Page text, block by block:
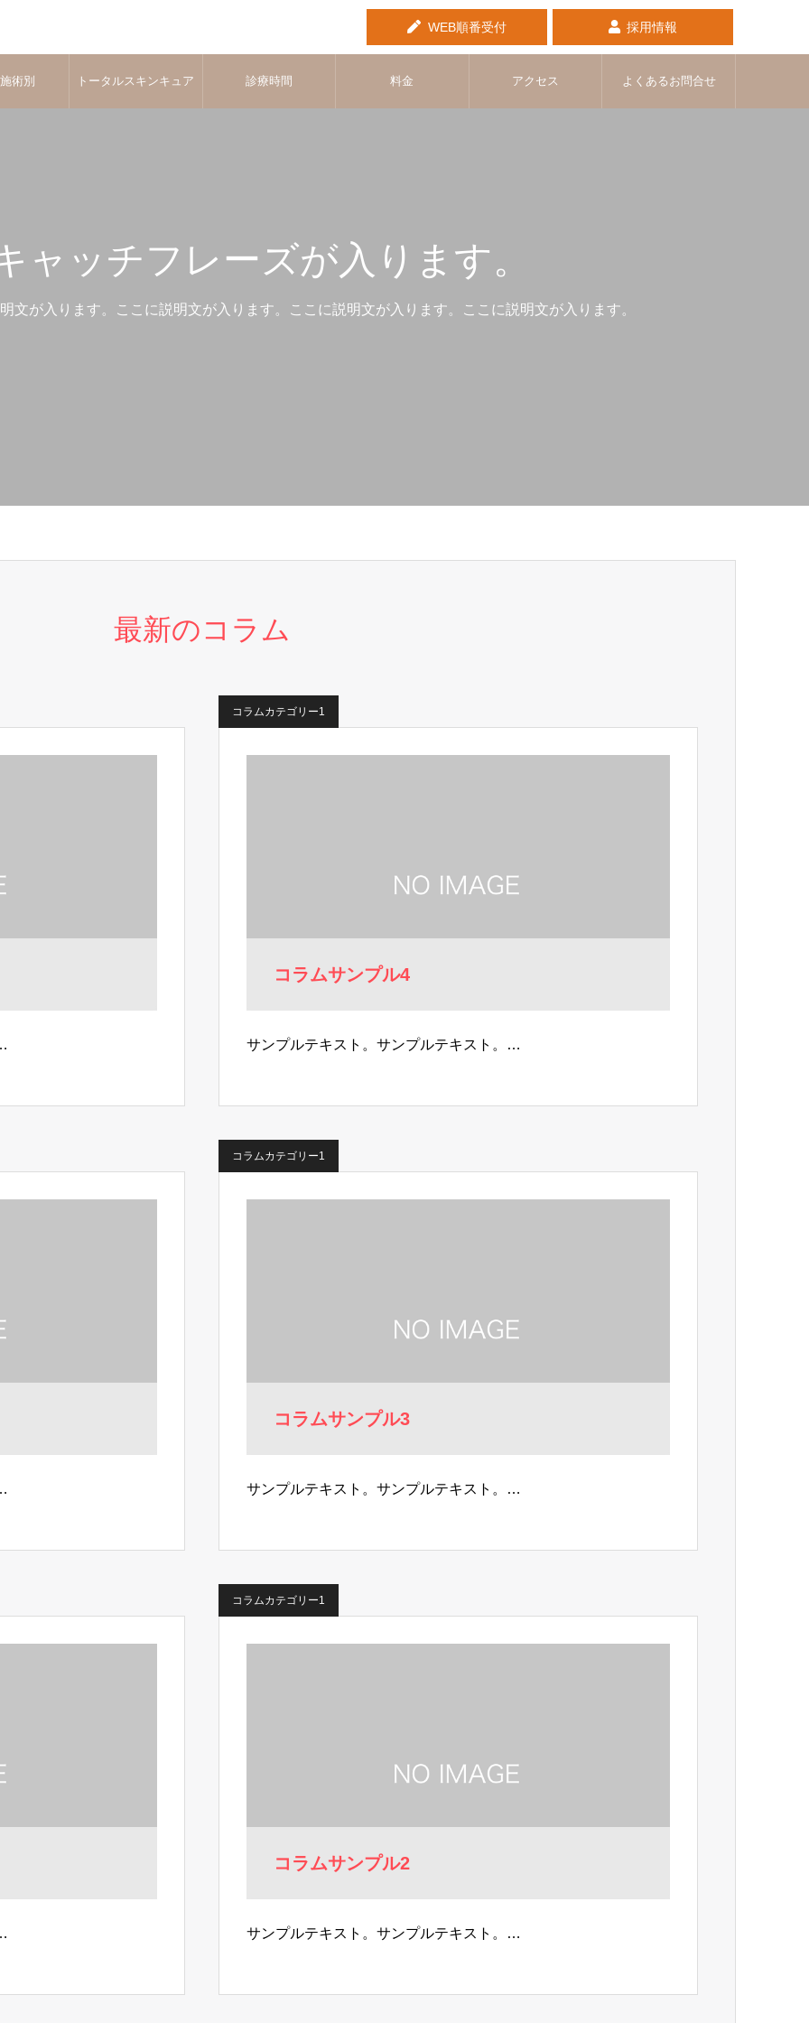
WEB順番受付 採用情報
術別 トータルスキンキュア 診療時間 料金 アクセス よくあるお問合せ
ャッチフレーズが入ります。
文が入ります。ここに説明文が入ります。ここに説明文が入ります。ここに説明文が入ります。
最新のコラム
コラムカテゴリー1
コラムサンプル4
サンプルテキスト。サンプルテキスト。…
コラムカテゴリー1
コラムサンプル3
サンプルテキスト。サンプルテキスト。…
コラムカテゴリー1
コラムサンプル2
サンプルテキスト。サンプルテキスト。…